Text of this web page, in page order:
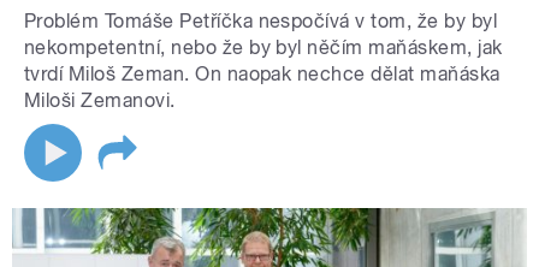
Problém Tomáše Petříčka nespočívá v tom, že by byl
nekompetentní, nebo že by byl něčím maňáskem, jak
tvrdí Miloš Zeman. On naopak nechce dělat maňáska
Miloši Zemanovi.